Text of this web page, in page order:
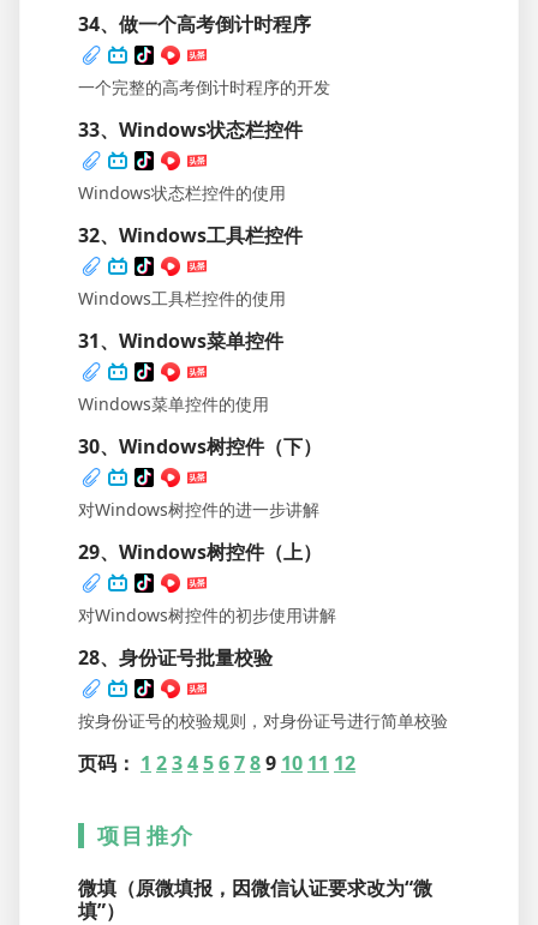
34、做一个高考倒计时程序
一个完整的高考倒计时程序的开发
33、Windows状态栏控件
Windows状态栏控件的使用
32、Windows工具栏控件
Windows工具栏控件的使用
31、Windows菜单控件
Windows菜单控件的使用
30、Windows树控件（下）
对Windows树控件的进一步讲解
29、Windows树控件（上）
对Windows树控件的初步使用讲解
28、身份证号批量校验
按身份证号的校验规则，对身份证号进行简单校验
页码： 1 23456789 10 11 12
项目推介
微填（原微填报，因微信认证要求改为“微
填”）